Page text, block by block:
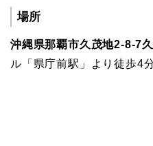
場所
沖縄県那覇市久茂地2-8-7
ル「県庁前駅」より徒歩4分